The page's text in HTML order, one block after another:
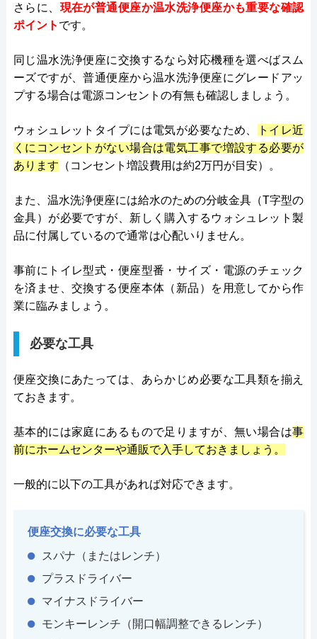
さらに、 現在が普通便座か温水洗浄便座かも重要な確認
ポイント です。
同じ温水洗浄便座に交換するなら対応機種を選べばスム
ーズですが、普通便座から温水洗浄便座にグレードアッ
プする場合は電源コンセントの有無も確認しましょう。
ウォシュレットタイプには電気が必要なため、
トイレ近
くにコンセントがない場合は電気工事で増設する必要が
あります （コンセント増設費用は約2万円が目安）。
また、温水洗浄便座には給水のための分岐金具（T字型の
金具）が必要ですが、新しく購入するウォシュレット製
品に付属しているので通常は心配いりません。
事前にトイレ型式・便座型番・サイズ・電源のチェック
を済ませ、交換する便座本体（新品）を用意してから作
業に臨みましょう。
必要な工具
便座交換にあたっては、あらかじめ必要な工具類を揃え
ておきます。
基本的には家庭にあるもので足りますが、無い場合は事
前にホームセンターや通販で入手しておきましょう。
一般的に以下の工具があれば対応できます。
便座交換に必要な工具
スパナ（またはレンチ）
プラスドライバー
マイナスドライバー
モンキーレンチ（開口幅調整できるレンチ）